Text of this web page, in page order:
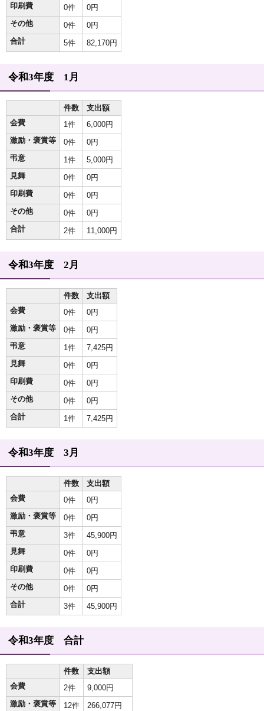
印刷費
0件
0円
その他
0件
0円
合計
5件 82,170円
令和3年度 1月
件数
支出額
会費
1件
6,000円
激励・褒賞等
0件
0円
弔意
1件
5,000円
見舞
0件
0円
印刷費
0件
0円
その他
0件
0円
合計
2件 11,000円
令和3年度 2月
件数
支出額
会費
0件
0円
激励・褒賞等
0件
0円
弔意
1件
7,425円
見舞
0件
0円
印刷費
0件
0円
その他
0件
0円
合計
1件 7,425円
令和3年度 3月
件数
支出額
会費
0件
0円
激励・褒賞等
0件
0円
弔意
3件
45,900円
見舞
0件
0円
印刷費
0件
0円
その他
0件
0円
合計
3件 45,900円
令和3年度 合計
件数
支出額
会費
2件
9,000円
激励・褒賞等
12件
266,077円